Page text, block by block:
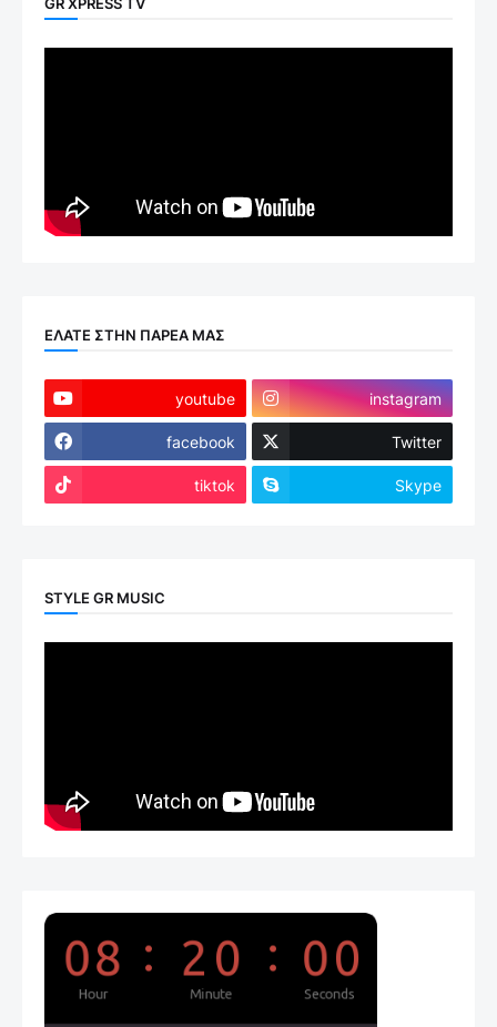
ΕΛΑΤΕ ΣΤΗΝ ΠΑΡΕΑ ΜΑΣ
youtube instagram
facebook Twitter
tiktok Skype
STYLE GR MUSIC